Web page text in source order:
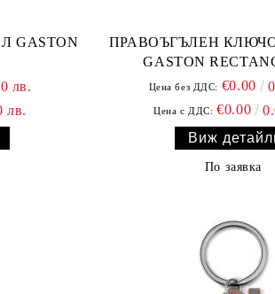
GASTON
лв.
лв.
ПРАВОЪГЪЛЕН
GASTON
Цена без ДДС: €0.00
Цена с ДДС: €0.00
Виж
По заявка